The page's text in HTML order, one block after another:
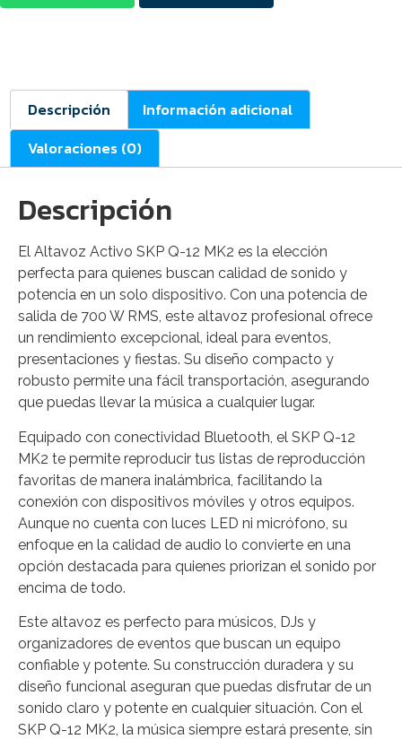
Descripción
Información adicional
Valoraciones (0)
Descripción
El Altavoz Activo SKP Q-12 MK2 es la elección
perfecta para quienes buscan calidad de sonido y
potencia en un solo dispositivo. Con una potencia de
salida de 700 W RMS, este altavoz profesional ofrece
un rendimiento excepcional, ideal para eventos,
presentaciones y fiestas. Su diseño compacto y
robusto permite una fácil transportación, asegurando
que puedas llevar la música a cualquier lugar.
Equipado con conectividad Bluetooth, el SKP Q-12
MK2 te permite reproducir tus listas de reproducción
favoritas de manera inalámbrica, facilitando la
conexión con dispositivos móviles y otros equipos.
Aunque no cuenta con luces LED ni micrófono, su
enfoque en la calidad de audio lo convierte en una
opción destacada para quienes priorizan el sonido por
encima de todo.
Este altavoz es perfecto para músicos, DJs y
organizadores de eventos que buscan un equipo
confiable y potente. Su construcción duradera y su
diseño funcional aseguran que puedas disfrutar de un
sonido claro y potente en cualquier situación. Con el
SKP Q-12 MK2, la música siempre estará presente, sin